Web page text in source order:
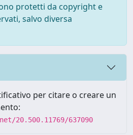
protetti da copyright e
salvo diversa
per citare o creare un
20.500.11769/637090